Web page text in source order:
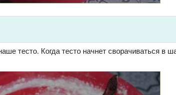
тесто. Когда тесто начнет сворачиваться в